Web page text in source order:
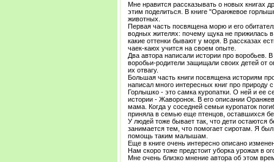
Мне нравится рассказывать о новых книгах
этим поделиться. В книге "Оранжевое
животных.
Первая часть посвящена морю и его
водных жителях: почему щука не прижилась
какие оттенки бывают у моря. В рассказах
чаек-каюх учится на своем опыте.
Два автора написали истории про воробьев.
воробьи-родители защищали своих детей от
их отвагу.
Большая часть книги посвящена историям
написал много интересных книг про
Горлышко - это самка куропатки. О ней и ее
истории - Жаворонок. В его описании
мама. Когда у соседней семьи куропаток
приняла в семью еще птенцов, оставшихся
У людей тоже бывает так, что дети остаются
занимается тем, что помогает сиротам. Я
помощь таким малышам.
Еще в книге очень интересно описано
Нам скоро тоже предстоит уборка урожая в
Мне очень близко мнение автора об этом